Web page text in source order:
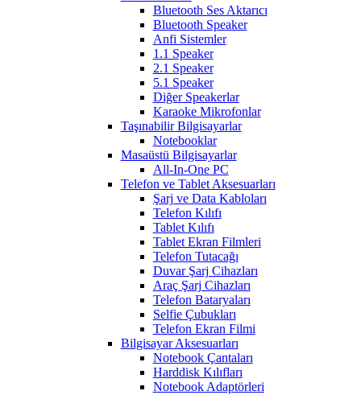
Bluetooth Ses Aktarıcı
Bluetooth Speaker
Anfi Sistemler
1.1 Speaker
2.1 Speaker
5.1 Speaker
Diğer Speakerlar
Karaoke Mikrofonlar
Taşınabilir Bilgisayarlar
Notebooklar
Masaüstü Bilgisayarlar
All-In-One PC
Telefon ve Tablet Aksesuarları
Şarj ve Data Kabloları
Telefon Kılıfı
Tablet Kılıfı
Tablet Ekran Filmleri
Telefon Tutacağı
Duvar Şarj Cihazları
Araç Şarj Cihazları
Telefon Bataryaları
Selfie Çubukları
Telefon Ekran Filmi
Bilgisayar Aksesuarları
Notebook Çantaları
Harddisk Kılıfları
Notebook Adaptörleri